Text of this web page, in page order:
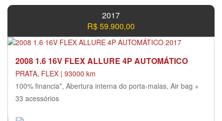
2017
R$ 59.900,00
2008 1.6 16V FLEX ALLURE 4P AUTOMÁTICO
PRATA, FLEX | 93000 km
100% financia*, Abertura interna do porta-malas, Air bag +
33 acessórios